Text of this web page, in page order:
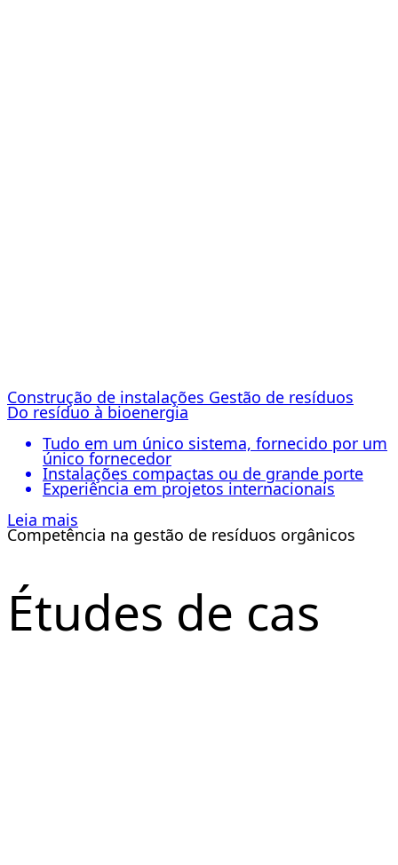
Construção de instalações Gestão de resíduos
Do resíduo à bioenergia
Tudo em um único sistema, fornecido por um
único fornecedor
Instalações compactas ou de grande porte
Experiência em projetos internacionais
Leia mais
Competência na gestão de resíduos orgânicos
Études de cas